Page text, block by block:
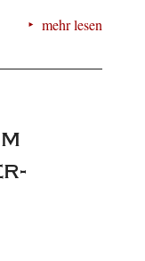
mehr lesen